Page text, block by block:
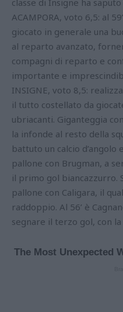
classe di Insigne ha
ACAMPORA, voto 6,5: al
giocato in generale una
al reparto avanzato,
compagni di reparto e
importante e
INSIGNE, voto 8,5:
il tutto costellato da
ubriacanti. Giganteggia
la infonde al resto della
battuto un calcio
pallone con Brugman, a
il primo gol biancazzurro.
pallone con Caligara, il
raddoppio. Al 56’ è
segnare il terzo gol, con